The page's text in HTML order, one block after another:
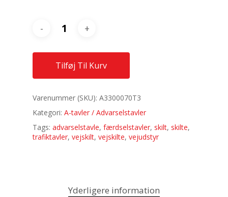
Tilføj Til Kurv
Varenummer (SKU): A3300070T3
Kategori: A-tavler / Advarselstavler
Tags: advarselstavle, færdselstavler, skilt, skilte,
trafiktavler, vejskilt, vejskilte, vejudstyr
Yderligere information